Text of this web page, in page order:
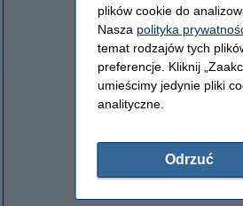
plików cookie do
Nasza polityka
temat rodzajów tych
preferencje. Kliknij
umieścimy jedynie pliki
analityczne.
Odrzuć